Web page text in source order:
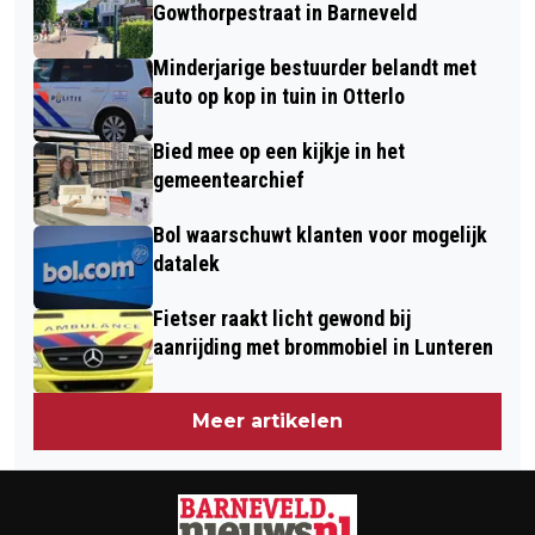
IN HET SCHAFFELAARTHEATER IN
BARNEVELD
VOOR POGING TOT ZWARE
MISHANDELING
Gowthorpestraat in Barneveld
Minderjarige bestuurder belandt met
auto op kop in tuin in Otterlo
Bied mee op een kijkje in het
gemeentearchief
Bol waarschuwt klanten voor mogelijk
datalek
Fietser raakt licht gewond bij
aanrijding met brommobiel in Lunteren
Meer artikelen